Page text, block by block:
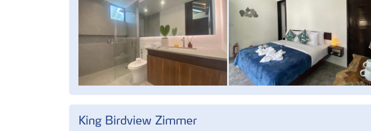
King Birdview Zimmer